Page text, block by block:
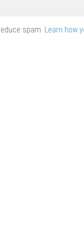
spam. Learn how